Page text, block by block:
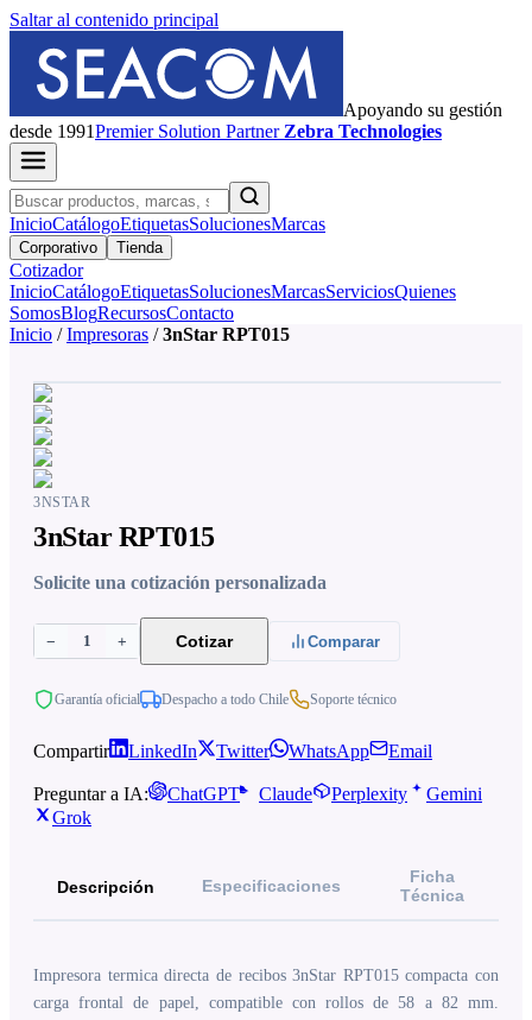
Saltar al contenido principal
Apoyando su gestión
desde 1991PremierSolution Partner Zebra Technologies
InicioCatálogoEtiquetasSolucionesMarcas
Corporativo Tienda
Cotizador
InicioCatálogoEtiquetasSolucionesMarcasServiciosQuienes
SomosBlogRecursosContacto
Inicio / Impresoras / 3nStar RPT015
3NSTAR
3nStar RPT015
Solicite una cotización personalizada
− 1 + Cotizar Comparar
Garantía oficial Despacho a todo Chile Soporte técnico
Compartir LinkedIn Twitter WhatsApp Email
Preguntar a IA: ChatGPT Claude Perplexity
Gemini
Grok
Descripción Especificaciones
Ficha
Técnica
Impresora termica directa de recibos 3nStar RPT015 compacta con
carga frontal de papel, compatible con rollos de 58 a 82 mm.